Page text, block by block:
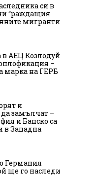
си в
“раждащия
мигранти
в АЕЦ Козлодуй
–
марка на ГЕРБ
и
замълчат –
и Банско са
в Западна
Германия
ще го наследи